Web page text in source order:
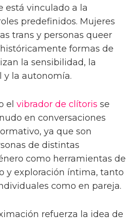
está vinculado a la
predefinidos. Mujeres
trans y personas queer
formas de
la sensibilidad, la
y la autonomía.
el vibrador de clítoris se
en conversaciones
ya que son
de distintas
como herramientas de
y exploración íntima, tanto
como en pareja.
refuerza la idea de